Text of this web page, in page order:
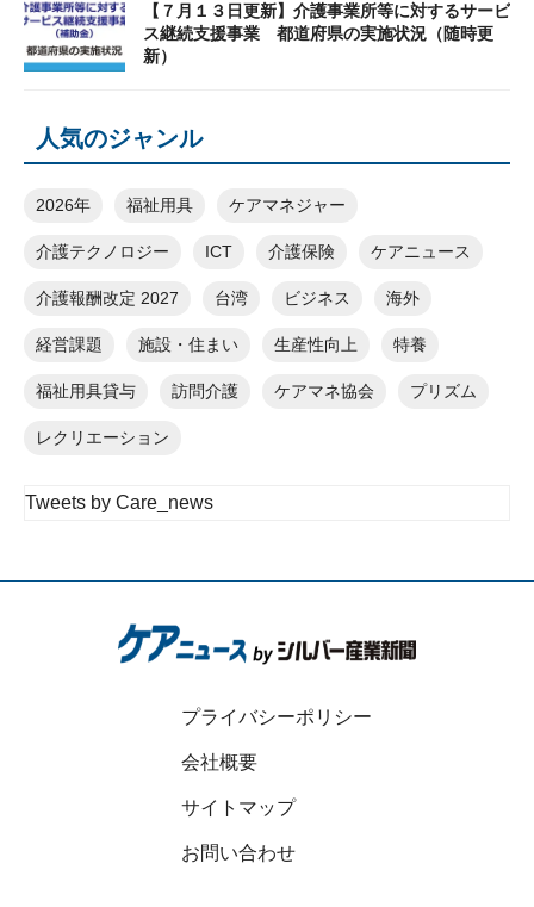
【７月１３日更新】介護事業所等に対するサービ
ス継続支援事業 都道府県の実施状況（随時更
新）
人気のジャンル
2026年 福祉用具 ケアマネジャー
介護テクノロジー ICT 介護保険 ケアニュース
介護報酬改定 2027 台湾 ビジネス 海外
経営課題 施設・住まい 生産性向上 特養
福祉用具貸与 訪問介護 ケアマネ協会 プリズム
レクリエーション
Tweets by Care_news
プライバシーポリシー
会社概要
サイトマップ
お問い合わせ